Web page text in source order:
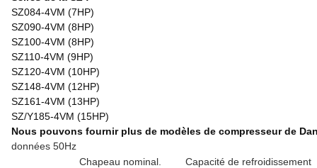
SZ084-4VM (7HP)
SZ090-4VM (8HP)
SZ100-4VM (8HP)
SZ110-4VM (9HP)
SZ120-4VM (10HP)
SZ148-4VM (12HP)
SZ161-4VM (13HP)
SZ/Y185-4VM (15HP)
Nous pouvons fournir plus de modèles de compresseur de
données 50Hz
Chapeau nominal.
Capacité de refroidissement